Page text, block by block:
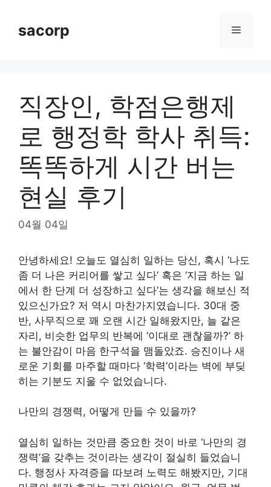
contentsacorp Menu
직장인, 학점은행제
로 행정학 학사 취득:
똑똑하게 시간 버는
현실 후기
04월 04일
안녕하세요! 오늘도 열심히 일하는 당신, 혹시 ‘나도
좀 더 나은 커리어를 쌓고 싶다’ 혹은 ‘지금 하는 일
에서 한 단계 더 성장하고 싶다’는 생각을 해보신 적
있으신가요? 저 역시 마찬가지였습니다. 30대 중
반, 사무직으로 꽤 오랜 시간 일해왔지만, 늘 같은
자리, 비슷한 업무의 반복에 ‘이대로 괜찮을까?’ 하
는 불안감이 마음 한구석을 맴돌았죠. 승진이나 새
로운 기회를 마주할 때마다 ‘학력’이라는 벽에 부딪
히는 기분도 지울 수 없었습니다.
나만의 경쟁력, 어떻게 만들 수 있을까?
열심히 일하는 것만큼 중요한 것이 바로 ‘나만의 경
쟁력’을 갖추는 것이라는 생각이 절실히 들었습니
다. 행정사 자격증을 따보려 노력도 해봤지만, 기대